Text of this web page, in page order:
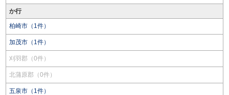
か行
柏崎市（1件）
加茂市（1件）
刈羽郡（0件）
北蒲原郡（0件）
五泉市（1件）